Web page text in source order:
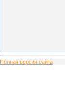
Полная версия сайта